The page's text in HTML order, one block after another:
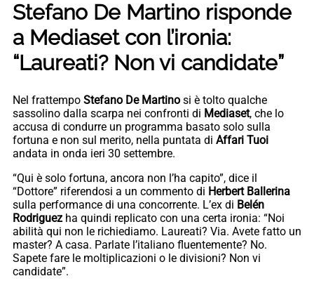
Stefano De Martino risponde
a Mediaset con l’ironia:
“Laureati? Non vi candidate”
Nel frattempo Stefano De Martino si è tolto qualche
sassolino dalla scarpa nei confronti di Mediaset, che lo
accusa di condurre un programma basato solo sulla
fortuna e non sul merito, nella puntata di Affari Tuoi
andata in onda ieri 30 settembre.
“Qui è solo fortuna, ancora non l’ha capito”, dice il
“Dottore” riferendosi a un commento di Herbert Ballerina
sulla performance di una concorrente. L’ex di Belén
Rodriguez ha quindi replicato con una certa ironia: “Noi
abilità qui non le richiediamo. Laureati? Via. Avete fatto un
master? A casa. Parlate l’italiano fluentemente? No.
Sapete fare le moltiplicazioni o le divisioni? Non vi
candidate”.